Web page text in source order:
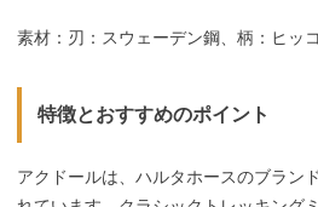
素材：刃：スウェーデン鋼、柄：ヒッ
特徴とおすすめのポイント
アクドールは、ハルタホースのブラン